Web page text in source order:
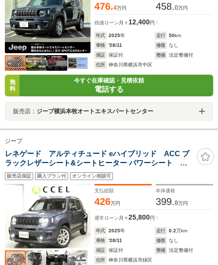
476.4万円 458.0万円
残価ローン 月々 12,400円
年式 2025年 走行 50km
車検
'28/11 修復
なし
保証
保証付 整備
法定整備付
住所
神奈川県横浜市中区
無
料
今すぐ在庫確認・見積依頼
電話する
販売店： ジープ横浜本牧オートエキスパートセンター
ジープ
レネゲード アルティチュード eハイブリッド ACC ブ
ラックレザーシート&シートヒーター パワーシート カ
ープレイ対応ディスプレイオーディオ バックカメラ
レーンアシスト ブラインドアシスト LEDヘッドライ
ト マイルドハイブリッド 新車保証
販売店保証 購入プラン付 オンライン相談可
支払総額
426万円
本体価格
399.8万円
通常ローン 月々25,800円
年式 2025年 走行 0.2万km
車検
'28/11 修復
なし
保証
保証付 整備
法定整備付
住所
神奈川県横浜市緑区